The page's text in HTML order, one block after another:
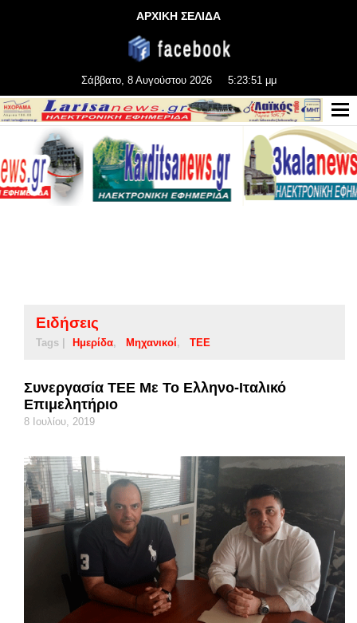
ΑΡΧΙΚΗ ΣΕΛΙΔΑ
Σάββατο, 8 Αυγούστου 2026 5:23:51 μμ
Ειδήσεις
Tags | Ημερίδα Μηχανικοί ΤΕΕ
Συνεργασία ΤΕΕ Με Το Ελληνο-Ιταλικό
Επιμελητήριο
8 Ιουλίου, 2019